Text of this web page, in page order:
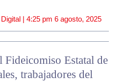
| 4:25 pm 6 agosto, 2025
Fideicomiso Estatal de
trabajadores del